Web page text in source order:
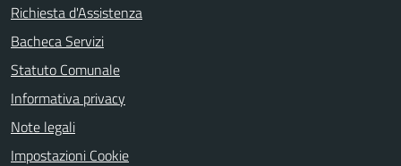
Richiesta d'Assistenza
Bacheca Servizi
Statuto Comunale
Informativa privacy
Note legali
Impostazioni Cookie